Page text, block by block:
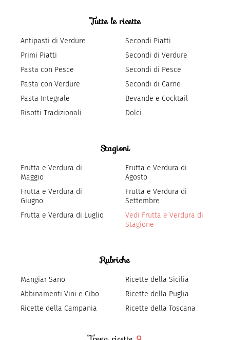
Tutte le ricette
Antipasti di Verdure
Primi Piatti
Pasta con Pesce
Pasta con Verdure
Pasta Integrale
Risotti Tradizionali
Secondi Piatti
Secondi di Verdure
Secondi di Pesce
Secondi di Carne
Bevande e Cocktail
Dolci
Stagioni
Frutta e Verdura di
Maggio
Frutta e Verdura di
Giugno
Frutta e Verdura di Luglio
Frutta e Verdura di
Agosto
Frutta e Verdura di
Settembre
Vedi Frutta e Verdura di
Stagione
Rubriche
Mangiar Sano
Abbinamenti Vini e Cibo
Ricette della Campania
Ricette della Sicilia
Ricette della Puglia
Ricette della Toscana